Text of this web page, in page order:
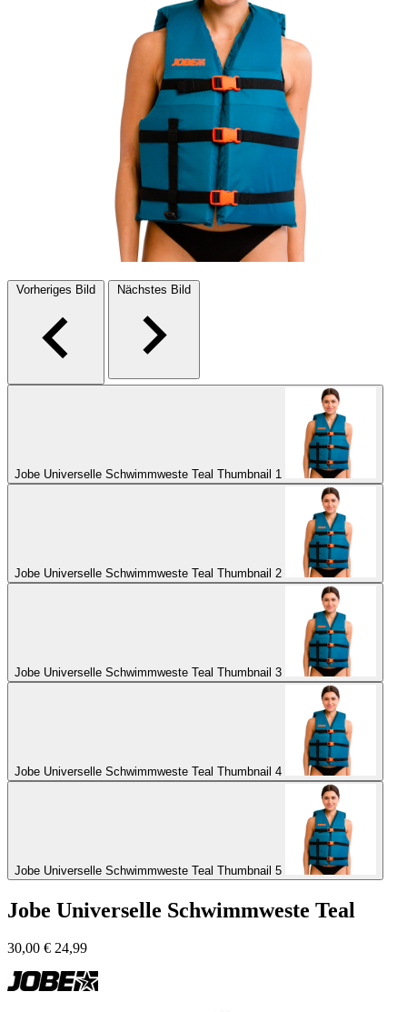
Vorheriges Bild Nächstes Bild
Jobe Universelle Schwimmweste Teal Thumbnail 1
Jobe Universelle Schwimmweste Teal Thumbnail 2
Jobe Universelle Schwimmweste Teal Thumbnail 3
Jobe Universelle Schwimmweste Teal Thumbnail 4
Jobe Universelle Schwimmweste Teal Thumbnail 5
Jobe Universelle Schwimmweste Teal
30,00 € 24,99